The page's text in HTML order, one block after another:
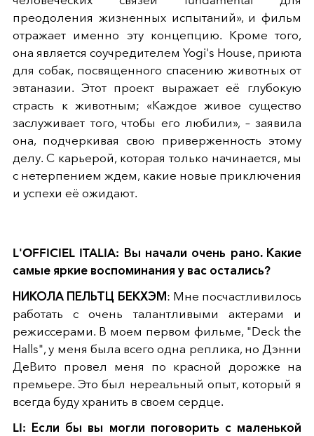
преодоления жизненных испытаний», и фильм
отражает именно эту концепцию. Кроме того,
она является соучредителем Yogi's House, приюта
для собак, посвященного спасению животных от
эвтаназии. Этот проект выражает её глубокую
страсть к животным; «Каждое живое существо
заслуживает того, чтобы его любили», – заявила
она, подчеркивая свою приверженность этому
делу. С карьерой, которая только начинается, мы
с нетерпением ждем, какие новые приключения
и успехи её ожидают.
L'OFFICIEL ITALIA: Вы начали очень рано. Какие
самые яркие воспоминания у вас остались?
НИКОЛА ПЕЛЬТЦ БЕКХЭМ : Мне посчастливилось
работать с очень талантливыми актерами и
режиссерами. В моем первом фильме, "Deck the
Halls", у меня была всего одна реплика, но Дэнни
ДеВито провел меня по красной дорожке на
премьере. Это был нереальный опыт, который я
всегда буду хранить в своем сердце.
LI: Если бы вы могли поговорить с маленькой